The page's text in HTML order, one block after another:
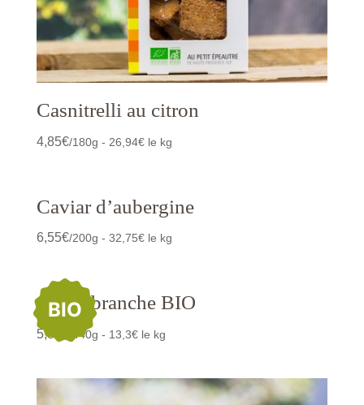
Casnitrelli au citron
4,85€/180g - 26,94€ le kg
Caviar d’aubergine
6,55€/200g - 32,75€ le kg
BIO
Céleri branche BIO
5,85 /440g - 13,3€ le kg